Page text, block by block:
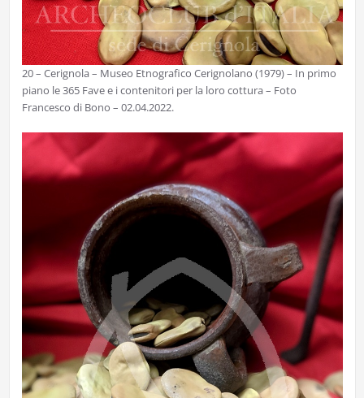
20 – Cerignola – Museo Etnografico Cerignolano (1979) – In primo
piano le 365 Fave e i contenitori per la loro cottura – Foto
Francesco di Bono – 02.04.2022.